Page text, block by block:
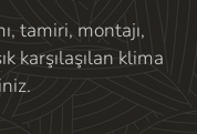
tamiri, montajı,
karşılaşılan klima